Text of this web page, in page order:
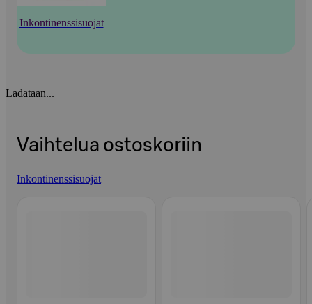
Inkontinenssisuojat
Ladataan...
Vaihtelua ostoskoriin
Inkontinenssisuojat